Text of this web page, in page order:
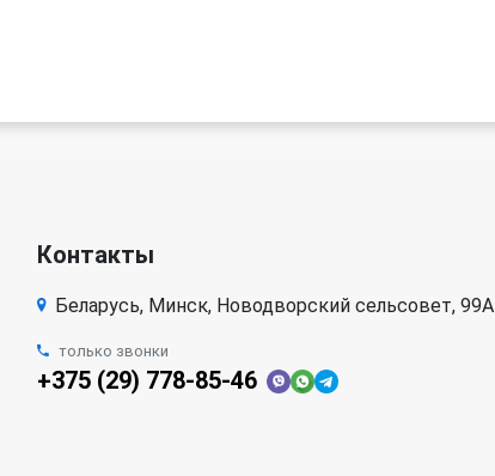
Контакты
Беларусь, Минск, Новодворский сельсовет, 99А
только звонки
+375 (29) 778-85-46